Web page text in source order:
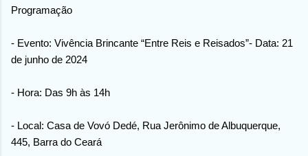
Programação
- Evento: Vivência Brincante “Entre Reis e Reisados”- Data: 21
de junho de 2024
- Hora: Das 9h às 14h
- Local: Casa de Vovó Dedé, Rua Jerônimo de Albuquerque,
445, Barra do Ceará